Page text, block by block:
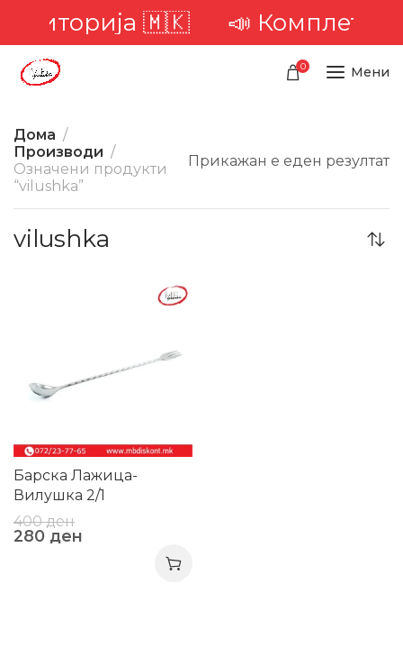
🇲🇰 📣
0 Мени
Дома
Производи
Означени продукти
“vilushka”
Прикажан е еден резултат
vilushka
Барска Лажица-
Вилушка 2/1
400ден
280 ден